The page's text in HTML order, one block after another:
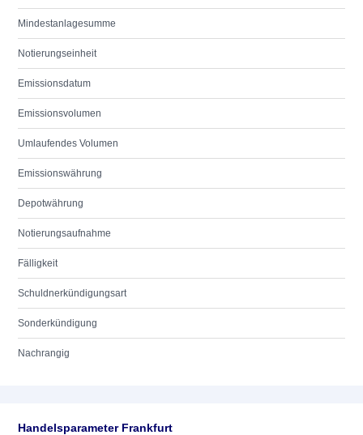
Mindestanlagesumme
Notierungseinheit
Emissionsdatum
Emissionsvolumen
Umlaufendes Volumen
Emissionswährung
Depotwährung
Notierungsaufnahme
Fälligkeit
Schuldnerkündigungsart
Sonderkündigung
Nachrangig
Handelsparameter Frankfurt